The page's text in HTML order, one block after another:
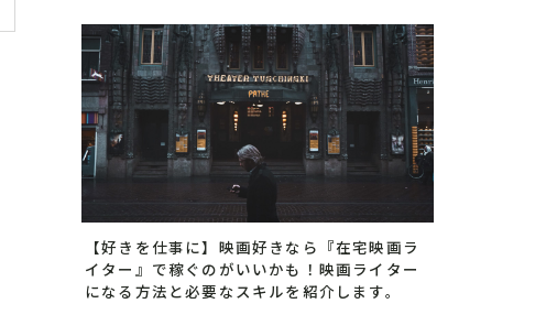
【好きを仕事に】映画好きなら『在宅映画ラ
イター』で稼ぐのがいいかも！映画ライター
になる方法と必要なスキルを紹介します。